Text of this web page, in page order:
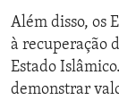
Além disso, os
à recuperação
Estado
demonstrar